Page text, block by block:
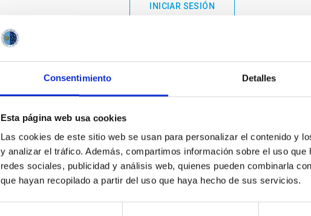
Consentimiento Detalles
Esta página web usa cookies
Las cookies de este sitio web se usan para personalizar el contenido y
y analizar el tráfico. Además, compartimos información sobre el uso
redes sociales, publicidad y análisis web, quienes pueden combinarla
que hayan recopilado a partir del uso que haya hecho de sus servicios.
INFORMACIÓN INSTITUCIONAL
Legislación
PORTAL
Mapa